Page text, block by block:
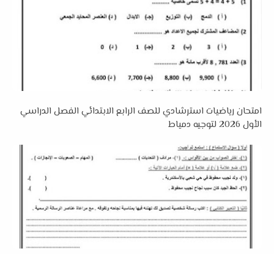
امتحان رياضيات استرشادي للصف الرابع الابتدائي الفصل الدراسي
الأول 2026 لتوجيه دمياط